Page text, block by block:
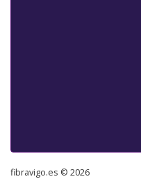
fibravigo.es © 2026